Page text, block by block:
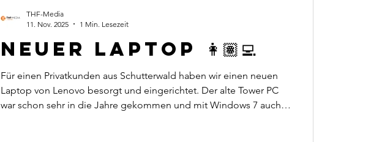
Neuer Laptop 👩🏽‍💻
Für einen Privatkunden aus Schutterwald haben wir einen neuen
Laptop von Lenovo besorgt und eingerichtet. Der alte Tower PC
war schon sehr in die Jahre gekommen und mit Windows 7 auch
THF-Media
11. Nov. 2025
1 Min. Lesezeit